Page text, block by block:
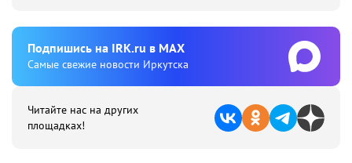
Подпишиcь на IRK.ru в MAX
Cамые свежие новости Иркутска
Читайте нас на других
площадках!